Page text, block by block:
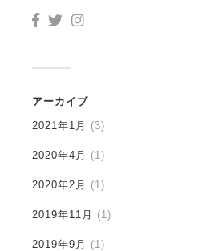
アーカイブ
2021年1月
(3)
2020年4月 (1)
2020年2月 (1)
2019年11月 (1)
2019年9月 (1)